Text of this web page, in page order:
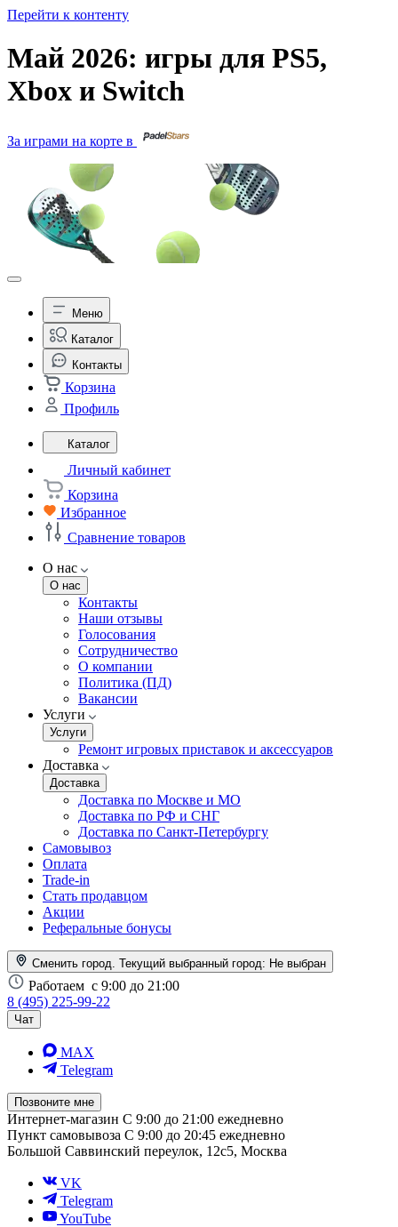
Перейти к контенту
Май 2026: игры для PS5,
Xbox и Switch
За играми на корте в
Меню
Каталог
Контакты
Корзина
Профиль
Каталог
Личный кабинет
Корзина
Избранное
Сравнение товаров
О нас
О нас
Контакты
Наши отзывы
Голосования
Сотрудничество
О компании
Политика (ПД)
Вакансии
Услуги
Услуги
Ремонт игровых приставок и аксессуаров
Доставка
Доставка
Доставка по Москве и МО
Доставка по РФ и СНГ
Доставка по Санкт-Петербургу
Самовывоз
Оплата
Trade-in
Стать продавцом
Акции
Реферальные бонусы
Сменить город. Текущий выбранный город: Не выбран
Работаем с 9:00 до 21:00
8 (495) 225-99-22
Чат
MAX
Telegram
Позвоните мне
Интернет-магазин С 9:00 до 21:00 ежедневно
Пункт самовывоза С 9:00 до 20:45 ежедневно
Большой Саввинский переулок, 12с5, Москва
VK
Telegram
YouTube